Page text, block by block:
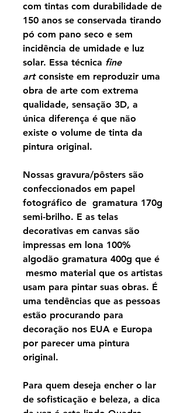
com tintas com durabilidade de
150 anos se conservada tirando
pó com pano seco e sem
incidência de umidade e luz
solar. Essa técnica fine
artconsiste em reproduzir uma
obra de arte com extrema
qualidade, sensação 3D, a
única diferença é que não
existe o volume de tinta da
pintura original.
Nossas gravura/pôsters são
confeccionados em papel
fotográfico de gramatura 170g
semi-brilho. E as telas
decorativas em canvas são
impressas em lona 100%
algodão gramatura 400g que é
mesmo material que os artistas
usam para pintar suas obras. É
uma tendências que as pessoas
estão procurando para
decoração nos EUA e Europa
por parecer uma pintura
original.
Para quem deseja encher o lar
de sofisticação e beleza, a dica